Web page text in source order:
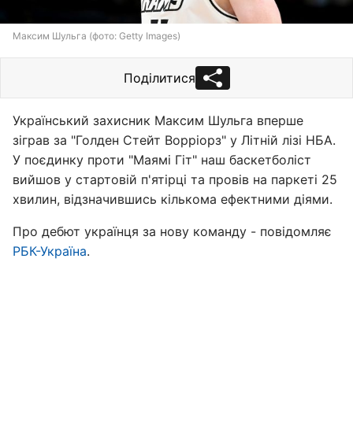
Максим Шульга (фото: Getty Images)
Поділитися
Український захисник Максим Шульга вперше
зіграв за "Голден Стейт Ворріорз" у Літній лізі НБА.
У поєдинку проти "Маямі Гіт" наш баскетболіст
вийшов у стартовій п'ятірці та провів на паркеті 25
хвилин, відзначившись кількома ефектними діями.
Про дебют українця за нову команду - повідомляє
РБК-Україна.